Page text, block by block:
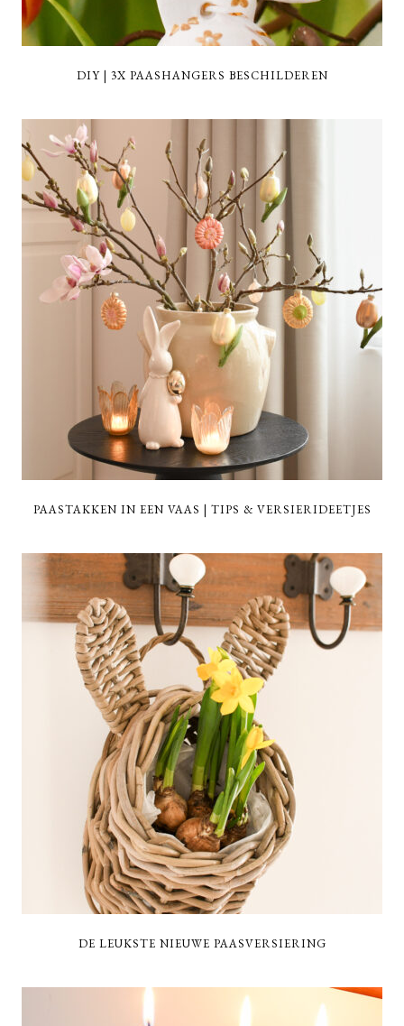
DIY | 3X PAASHANGERS BESCHILDEREN
PAASTAKKEN IN EEN VAAS | TIPS & VERSIERIDEETJES
DE LEUKSTE NIEUWE PAASVERSIERING